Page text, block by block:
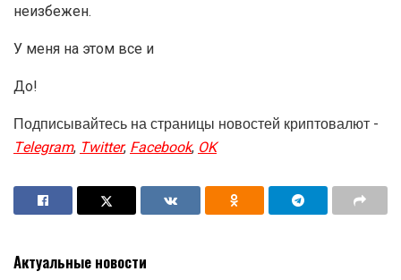
неизбежен.
У меня на этом все и
До!
Подписывайтесь на страницы новостей криптовалют -
Telegram,Twitter,Facebook,OK
Актуальные новости